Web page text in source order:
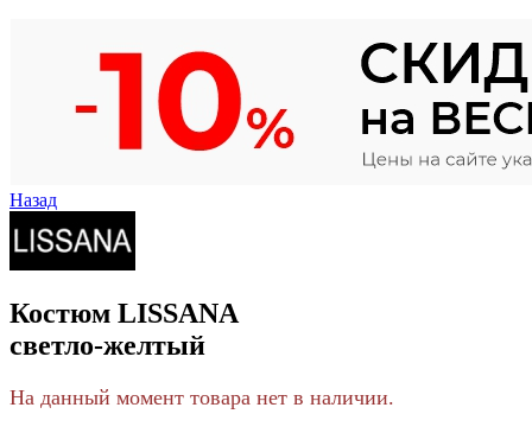
Назад
Костюм LISSANA
светло-желтый
На данный момент товара нет в наличии.